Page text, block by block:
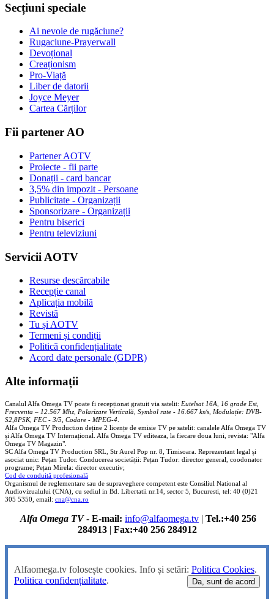
Secțiuni speciale
Ai nevoie de rugăciune?
Rugaciune-Prayerwall
Devoțional
Creaționism
Pro-Viață
Liber de datorii
Joyce Meyer
Cartea Cărților
Fii partener AO
Partener AOTV
Proiecte - fii parte
Donații - card bancar
3,5% din impozit - Persoane
Publicitate - Organizații
Sponsorizare - Organizații
Pentru biserici
Pentru televiziuni
Servicii AOTV
Resurse descărcabile
Recepție canal
Aplicația mobilă
Revistă
Tu și AOTV
Termeni și condiții
Politică confidențialitate
Acord date personale (GDPR)
Alte informații
Canalul Alfa Omega TV poate fi recepționat gratuit via satelit: Eutelsat 16A, 16 grade Est,
Frecventa – 12.567 Mhz, Polarizare Verticală, Symbol rate - 16.667 ks/s, Modulație: DVB-
S2,8PSK, FEC - 3/5, Codare - MPEG-4
Alfa Omega TV Production deține 2 licențe de emisie TV pe satelit: canalele Alfa Omega TV
și Alfa Omega TV Internațional. Alfa Omega TV editeaza, la fiecare doua luni, revista: "Alfa
Omega TV Magazin".
SC Alfa Omega TV Production SRL, Str Aurel Pop nr. 8, Timisoara. Reprezentant legal și
asociat unic: Pețan Tudor. Conducerea societății: Pețan Tudor: director general, coodonator
programe; Pețan Mirela: director executiv;
Cod de conduită profesională
Organismul de reglementare sau de supraveghere competent este Consiliul National al
Audiovizualului (CNA), cu sediul in Bd. Libertatii nr.14, sector 5, Bucuresti, tel: 40 (0)21
305 5350, email: cna@cna.ro
Alfa Omega TV- E-mail: info@alfaomega.tv | Tel.:+40 256
284913| Fax:+40 256 284912
Alfaomega.tv folosește cookies. Info și setări: Politica Cookies.
Politica confidențialitate. Da, sunt de acord